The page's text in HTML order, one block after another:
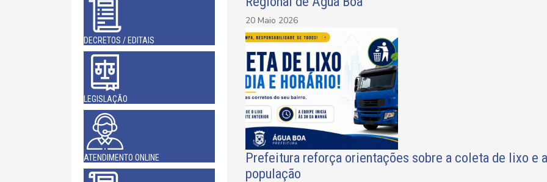
DECRETOS / EDITAIS
LEGISLAÇÃO
ATENDIMENTO ONLINE
20 Maio 2026
Prefeitura reforça orientações sobre a coleta de lixo e
população